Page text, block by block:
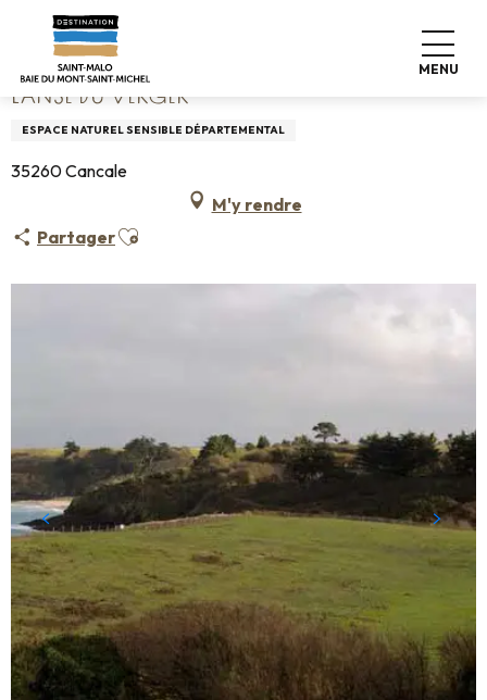
contenu
principal
MENU
Accueil L'Anse du Verger
L'ANSE DU VERGER
ESPACE NATUREL SENSIBLE DÉPARTEMENTAL
35260 Cancale
M'y rendre
PartagerAjouter aux favoris